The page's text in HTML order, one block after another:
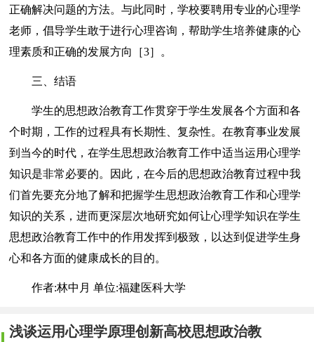
正确解决问题的方法。与此同时，学校要聘用专业的心理学
老师，倡导学生敢于进行心理咨询，帮助学生培养健康的心
理素质和正确的发展方向［3］。
三、结语
学生的思想政治教育工作贯穿于学生发展各个方面和各
个时期，工作的过程具有长期性、复杂性。在教育事业发展
到当今的时代，在学生思想政治教育工作中适当运用心理学
知识是非常必要的。因此，在今后的思想政治教育过程中我
们首先要充分地了解和把握学生思想政治教育工作和心理学
知识的关系，进而更深层次地研究如何让心理学知识在学生
思想政治教育工作中的作用发挥到极致，以达到促进学生身
心和各方面的健康成长的目的。
作者:林中月 单位:福建医科大学
浅谈运用心理学原理创新高校思想政治教